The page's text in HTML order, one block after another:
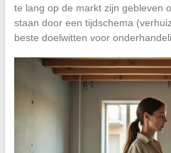
te lang op de markt zijn gebleven
staan door een tijdschema
beste doelwitten voor